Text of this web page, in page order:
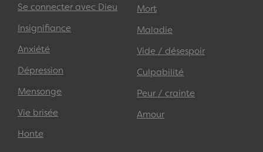
Se connecter avec Dieu
Insignifiance
Anxiété
Dépression
Mensonge
Vie brisée
Honte
Mort
Maladie
Vide / désespoir
Culpabilité
Peur / crainte
Amour